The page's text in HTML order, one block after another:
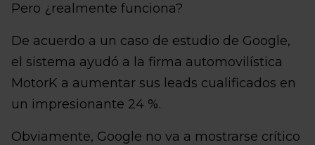
Pero ¿realmente funciona?
De acuerdo a un caso de estudio de Google,
el sistema ayudó a la firma automovilística
MotorK a aumentar sus leads cualificados en
un impresionante 24 %.
Obviamente, Google no va a mostrarse crítico